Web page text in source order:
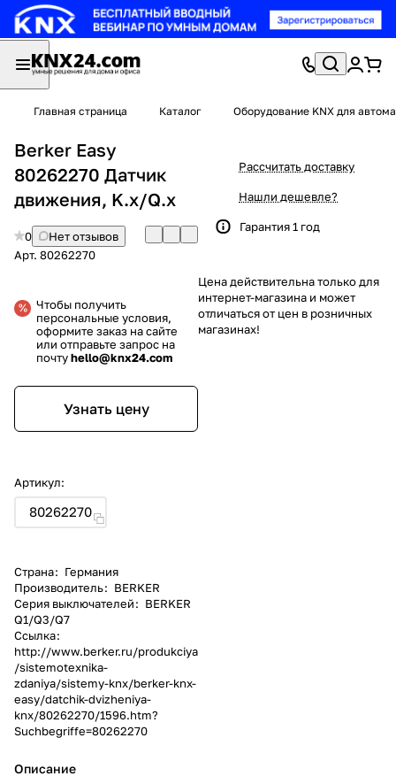
Главная страница Каталог Оборудование KNX для
Berker Easy
80262270 Датчик
движения, K.x/Q.x
0
Нет отзывов
Арт. 80262270
Чтобы получить
персональные условия,
оформите заказ на сайте
или отправьте запрос на
почтуhello@knx24.com
Узнать цену
Артикул:
80262270
Страна: Германия
Производитель: BERKER
Серия выключателей: BERKER
Q1/Q3/Q7
Ссылка:
http://www.berker.ru/produkciya
/sistemotexnika-
zdaniya/sistemy-knx/berker-knx-
easy/datchik-dvizheniya-
knx/80262270/1596.htm?
Suchbegriffe=80262270
Описание
Рассчитать доставку
Нашли дешевле?
Гарантия 1 год
Цена действительна только для
интернет-магазина и может
отличаться от цен в розничных
магазинах!